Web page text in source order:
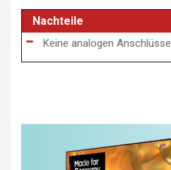
Nachteile
Keine analogen Anschlüsse